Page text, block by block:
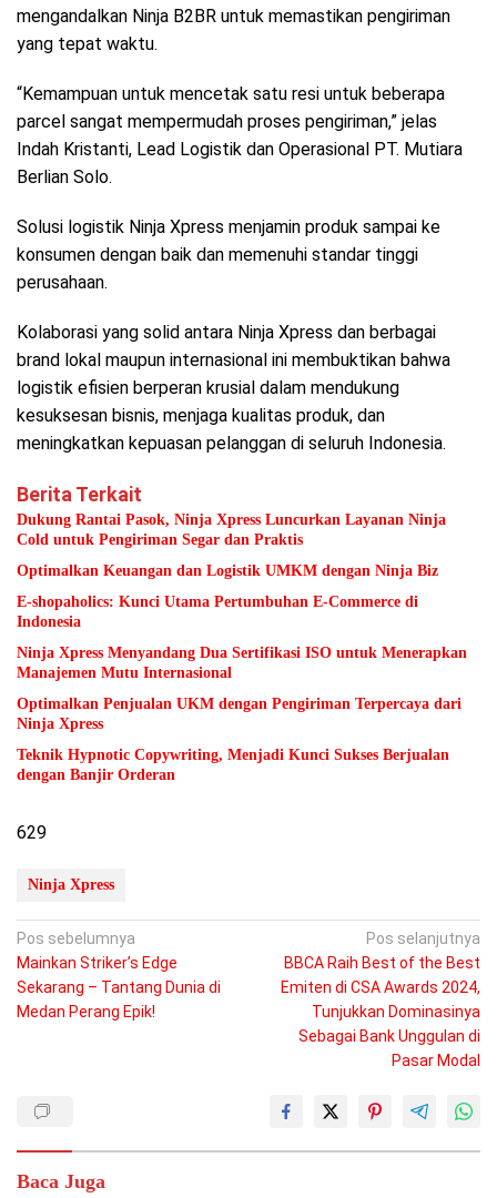
mengandalkan Ninja B2BR untuk memastikan pengiriman
yang tepat waktu.
“Kemampuan untuk mencetak satu resi untuk beberapa
parcel sangat mempermudah proses pengiriman,” jelas
Indah Kristanti, Lead Logistik dan Operasional PT. Mutiara
Berlian Solo.
Solusi logistik Ninja Xpress menjamin produk sampai ke
konsumen dengan baik dan memenuhi standar tinggi
perusahaan.
Kolaborasi yang solid antara Ninja Xpress dan berbagai
brand lokal maupun internasional ini membuktikan bahwa
logistik efisien berperan krusial dalam mendukung
kesuksesan bisnis, menjaga kualitas produk, dan
meningkatkan kepuasan pelanggan di seluruh Indonesia.
Berita Terkait
Dukung Rantai Pasok, Ninja Xpress Luncurkan Layanan Ninja
Cold untuk Pengiriman Segar dan Praktis
Optimalkan Keuangan dan Logistik UMKM dengan Ninja Biz
E-shopaholics: Kunci Utama Pertumbuhan E-Commerce di
Indonesia
Ninja Xpress Menyandang Dua Sertifikasi ISO untuk Menerapkan
Manajemen Mutu Internasional
Optimalkan Penjualan UKM dengan Pengiriman Terpercaya dari
Ninja Xpress
Teknik Hypnotic Copywriting, Menjadi Kunci Sukses Berjualan
dengan Banjir Orderan
629
Ninja Xpress
Navigasi
pos
Pos sebelumnya
Mainkan Striker’s Edge
Sekarang – Tantang Dunia di
Medan Perang Epik!
Pos selanjutnya
BBCA Raih Best of the Best
Emiten di CSA Awards 2024,
Tunjukkan Dominasinya
Sebagai Bank Unggulan di
Pasar Modal
Baca Juga